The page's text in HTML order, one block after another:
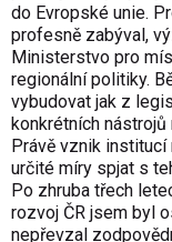
do Evropské unie.
profesně zabýval,
Ministerstvo pro
regionální politiky.
vybudovat jak z
konkrétních
Právě vznik
určité míry spjat s
Po zhruba třech
rozvoj ČR jsem byl
nepřevzal